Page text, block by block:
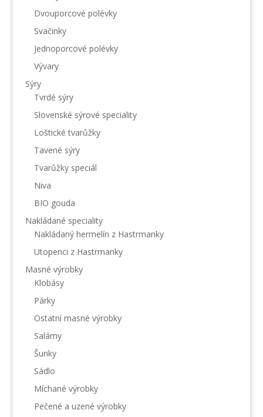
Dvouporcové polévky
Svačinky
Jednoporcové polévky
Vývary
Sýry
Tvrdé sýry
Slovenské sýrové speciality
Loštické tvarůžky
Tavené sýry
Tvarůžky speciál
Niva
BIO gouda
Nakládané speciality
Nakládaný hermelín z Hastrmanky
Utopenci z Hastrmanky
Masné výrobky
Klobásy
Párky
Ostatní masné výrobky
Salámy
Šunky
Sádlo
Míchané výrobky
Pečené a uzené výrobky